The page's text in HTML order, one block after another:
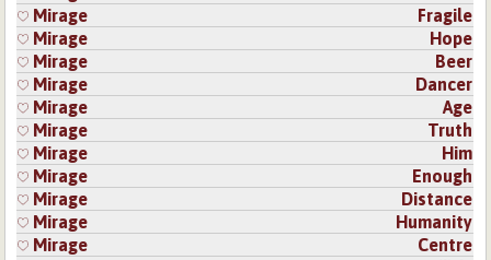
Mirage
Fragile
Mirage
Hope
Mirage
Beer
Mirage
Dancer
Mirage
Age
Mirage
Truth
Mirage
Him
Mirage
Enough
Mirage
Distance
Mirage
Humanity
Mirage
Centre